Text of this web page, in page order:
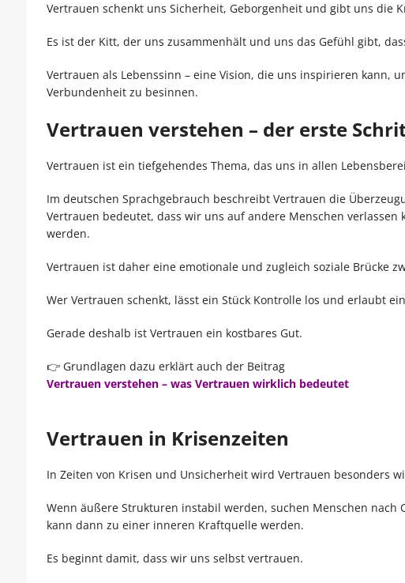
Vertrauen schenkt uns Sicherheit, Geborgenheit und gibt uns die
Es ist der Kitt, der uns zusammenhält und uns das Gefühl gibt,
Vertrauen als Lebenssinn – eine Vision, die uns inspirieren kann,
Verbundenheit zu besinnen.
Vertrauen verstehen – der erste
Vertrauen ist ein tiefgehendes Thema, das uns in allen
Im deutschen Sprachgebrauch beschreibt Vertrauen die
Vertrauen bedeutet, dass wir uns auf andere Menschen
werden.
Vertrauen ist daher eine emotionale und zugleich soziale Brücke
Wer Vertrauen schenkt, lässt ein Stück Kontrolle los und erlaubt
Gerade deshalb ist Vertrauen ein kostbares Gut.
👉 Grundlagen dazu erklärt auch der Beitrag
Vertrauen verstehen – was Vertrauen wirklich bedeutet
Vertrauen in Krisenzeiten
In Zeiten von Krisen und Unsicherheit wird Vertrauen besonders
Wenn äußere Strukturen instabil werden, suchen Menschen nach
kann dann zu einer inneren Kraftquelle werden.
Es beginnt damit, dass wir uns selbst vertrauen.